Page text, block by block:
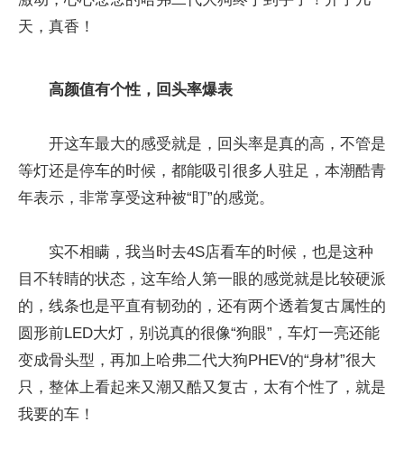
天，真香！
高颜值有个性 ，回头率爆表
开这车最大的感受就是，回头率是真的高，不管是
等灯还是停车的时候，都能吸引很多人驻足，本潮酷青
年表示，非常享受这种被“盯”的感觉。
实不相瞒，我当时去4S店看车的时候，也是这种
目不转睛的状态，这车给人第一眼的感觉就是比较硬派
的，线条也是平直有韧劲的，还有两个透着复古属性的
圆形前LED大灯，别说真的很像“狗眼”，车灯一亮还能
变成骨头型，再加上哈弗二代大狗PHEV的“身材”很大
只，整体上看起来又潮又酷又复古，太有个性了，就是
我要的车！